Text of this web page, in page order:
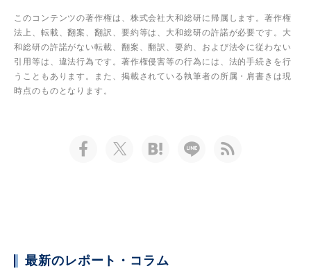
このコンテンツの著作権は、株式会社大和総研に帰属します。著作権
法上、転載、翻案、翻訳、要約等は、大和総研の許諾が必要です。大
和総研の許諾がない転載、翻案、翻訳、要約、および法令に従わない
引用等は、違法行為です。著作権侵害等の行為には、法的手続きを行
うこともあります。また、掲載されている執筆者の所属・肩書きは現
時点のものとなります。
最新のレポート・コラム